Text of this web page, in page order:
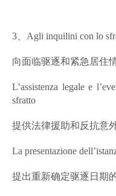
3、Agli inquilini con lo
向面临驱逐和紧急居住
L’assistenza legale e
sfratto
提供法律援助和反抗意
La presentazione
提出重新确定驱逐日期